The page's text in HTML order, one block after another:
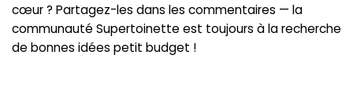
cœur ? Partagez-les dans les commentaires — la
communauté Supertoinette est toujours à la recherche
de bonnes idées petit budget !